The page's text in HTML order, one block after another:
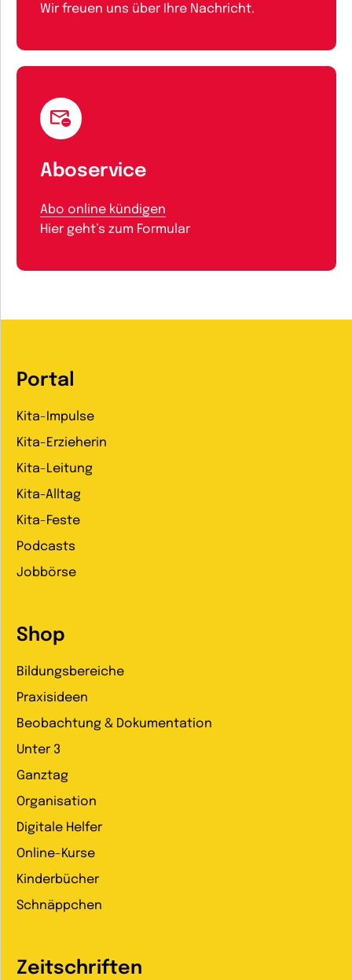
Wir freuen uns über Ihre Nachricht.
Aboservice
Abo online kündigen
Hier geht’s zum Formular
Portal
Kita-Impulse
Kita-Erzieherin
Kita-Leitung
Kita-Alltag
Kita-Feste
Podcasts
Jobbörse
Shop
Bildungsbereiche
Praxisideen
Beobachtung & Dokumentation
Unter 3
Ganztag
Organisation
Digitale Helfer
Online-Kurse
Kinderbücher
Schnäppchen
Zeitschriften